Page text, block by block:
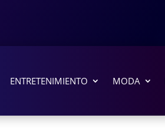
ENTRETENIMIENTO MODA